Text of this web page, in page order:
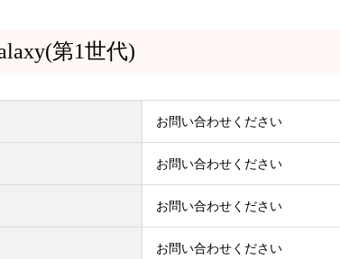
第1世代)
お問い合わせください
お問い合わせください
お問い合わせください
お問い合わせください